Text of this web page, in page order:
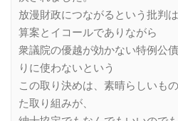
放漫財政につながるという批判
算案とイコールでありながら
衆議院の優越が効かない特例公
りに使わないという
この取り決めは、素晴らしいも
た取り組みが、